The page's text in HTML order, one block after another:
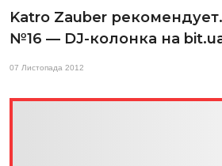
Katro Zauber
№16 — DJ-колонка на
07 Листопада 2012